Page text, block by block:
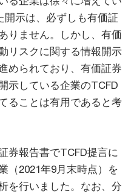
開示は、必ずしも有価証
りません。しかし、有価
リスクに関する情報開示
められており、有価証券
示している企業のTCFD
ることは有用であると考
券報告書でTCFD提言に
（2021年9月末時点）を
を行いました。なお、分